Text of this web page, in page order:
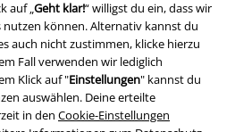
auf „Geht klar!“ willigst du ein, dass wir
nutzen können. Alternativ kannst du
auch nicht zustimmen, klicke hierzu
Fall verwenden wir lediglich
Klick auf "Einstellungen" kannst du
auswählen. Deine erteilte
in den Cookie-Einstellungen